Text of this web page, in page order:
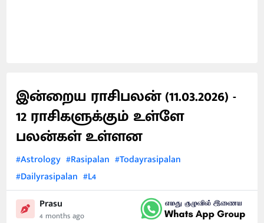
இன்றைய ராசிபலன் (11.03.2026) -
12 ராசிகளுக்கும் உள்ளே
பலன்கள் உள்ளன
#Astrology #Rasipalan #Todayrasipalan
#Dailyrasipalan #L4
Prasu
4 months ago